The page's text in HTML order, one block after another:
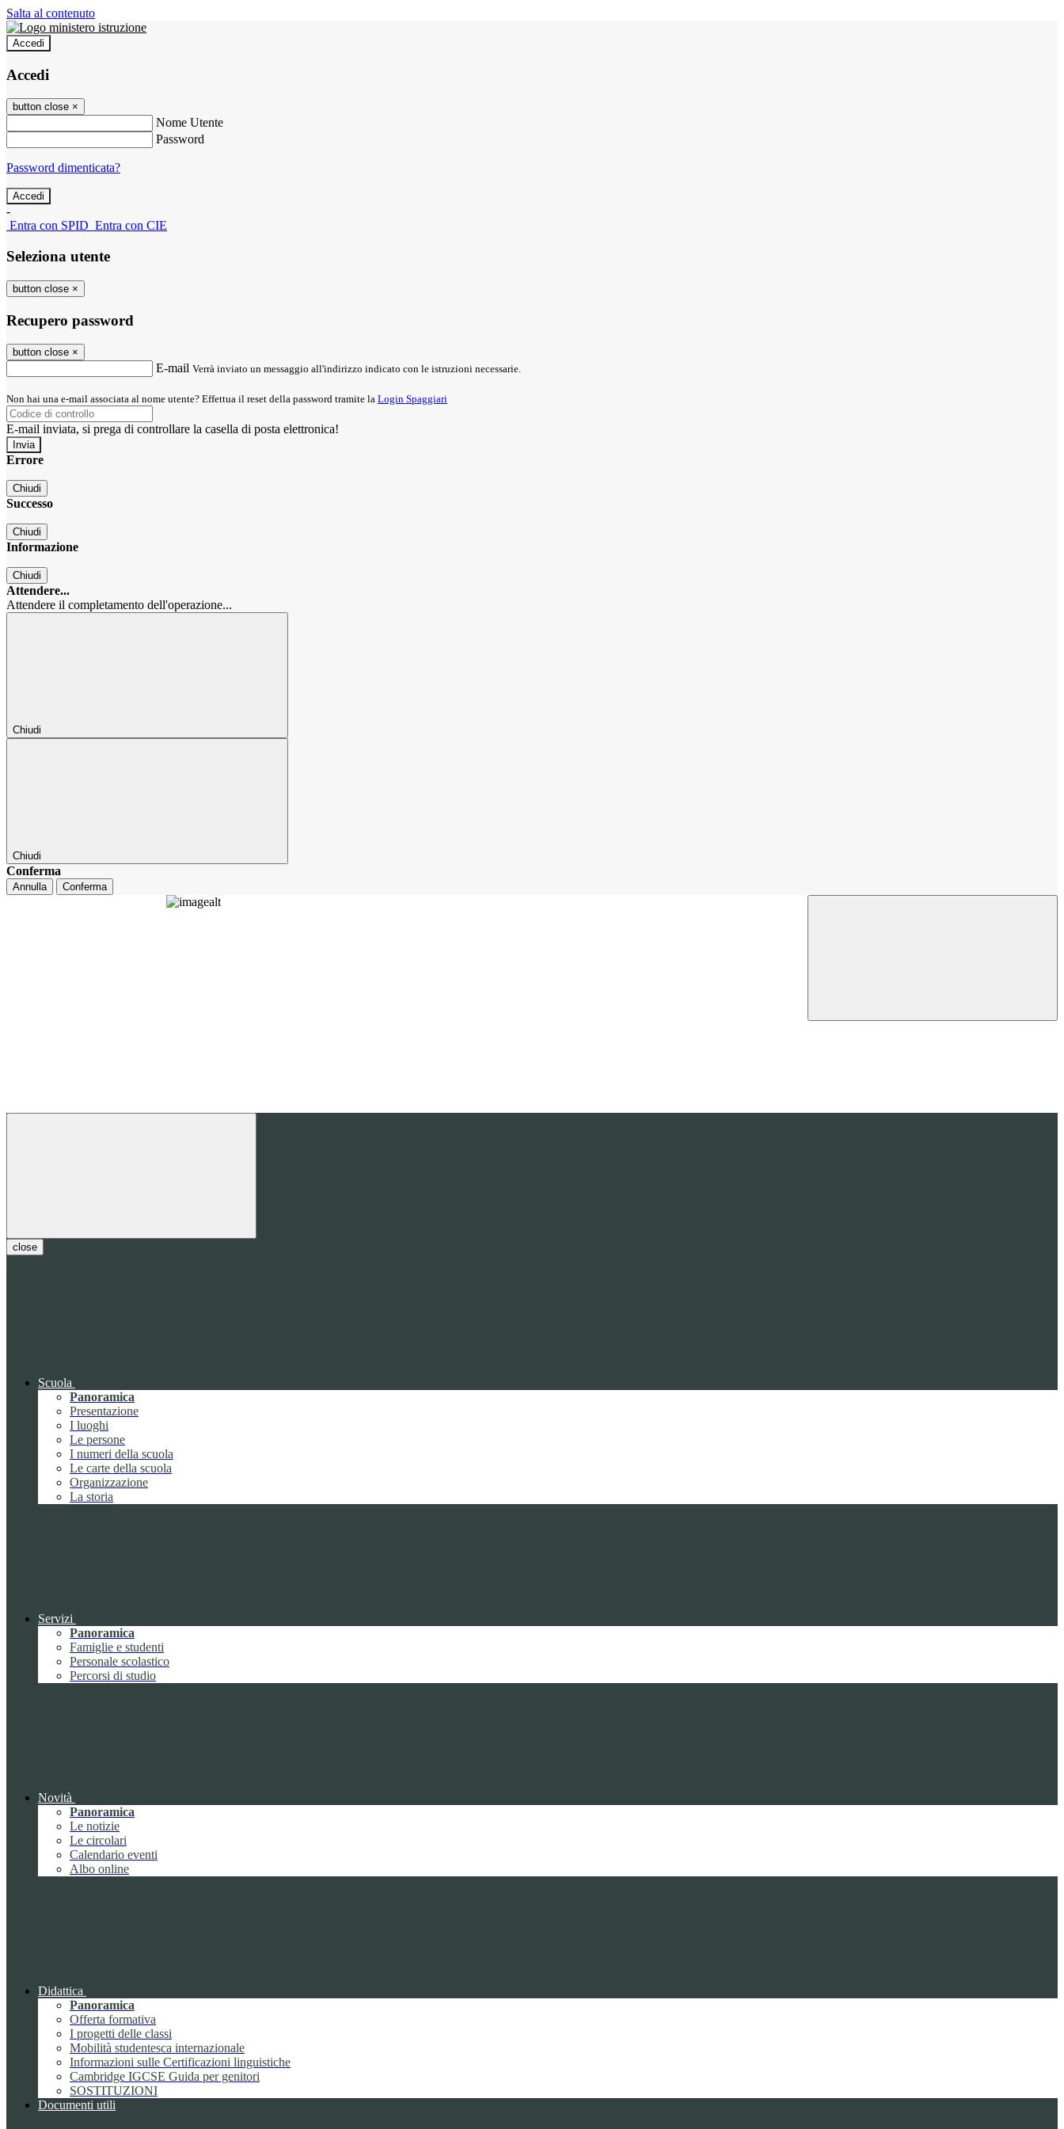
Salta al contenuto
Accedi
Accedi
button close ×
Nome Utente
Password
Password dimenticata?
-
Entra con SPID Entra con CIE
Seleziona utente
button close ×
Recupero password
button close ×
E-mail Verrà inviato un messaggio all'indirizzo indicato con le istruzioni necessarie.
Non hai una e-mail associata al nome utente? Effettua il reset della password tramite la Login Spaggiari
E-mail inviata, si prega di controllare la casella di posta elettronica!
Errore
Chiudi
Successo
Chiudi
Informazione
Chiudi
Attendere...
Attendere il completamento dell'operazione...
Chiudi
Chiudi
Conferma
Annulla Conferma
close
Scuola
Panoramica
Presentazione
I luoghi
Le persone
I numeri della scuola
Le carte della scuola
Organizzazione
La storia
Servizi
Panoramica
Famiglie e studenti
Personale scolastico
Percorsi di studio
Novità
Panoramica
Le notizie
Le circolari
Calendario eventi
Albo online
Didattica
Panoramica
Offerta formativa
I progetti delle classi
Mobilità studentesca internazionale
Informazioni sulle Certificazioni linguistiche
Cambridge IGCSE Guida per genitori
SOSTITUZIONI
Documenti utili